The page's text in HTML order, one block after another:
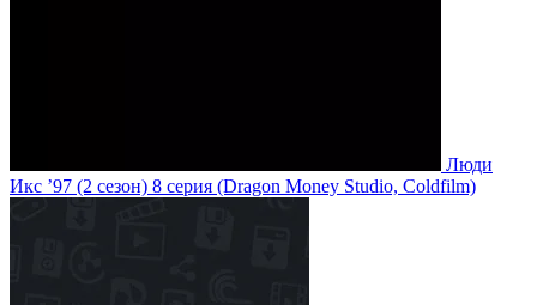
Люди
Икс ’97 (2 сезон) 8 серия (Dragon Money Studio, Coldfilm)